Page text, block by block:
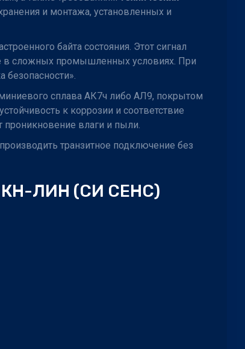
и монтажа, установленных и
байта состояния. Этот сигнал
в сложных промышленных условиях. При
безопасности».
сплава АК7ч либо АЛ9, покрытом
к коррозии и соответствие
влаги и пыли.
транзитное подключение без
КН-ЛИН (СИ СЕНС)